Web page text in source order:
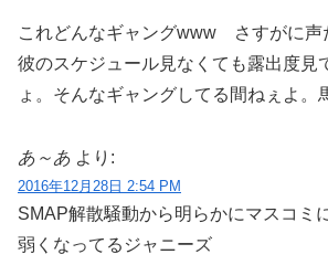
これどんなギャングwww さすがに声
彼のスケジュール見なくても露出度見
ょ。そんなギャングしてる間ねぇよ。
あ～あ より:
2016年12月28日 2:54 PM
SMAP解散騒動から明らかにマスコミ
弱くなってるジャニーズ